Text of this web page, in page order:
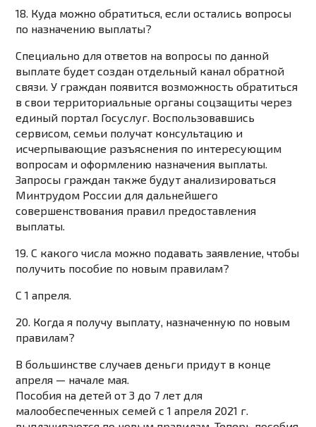
18. Куда можно обратиться, если остались вопросы
по назначению выплаты?
Специально для ответов на вопросы по данной
выплате будет создан отдельный канал обратной
связи. У граждан появится возможность обратиться
в свои территориальные органы соцзащиты через
единый портал Госуслуг. Воспользовавшись
сервисом, семьи получат консультацию и
исчерпывающие разъяснения по интересующим
вопросам и оформлению назначения выплаты.
Запросы граждан также будут анализироваться
Минтрудом России для дальнейшего
совершенствования правил предоставления
выплаты.
19. С какого числа можно подавать заявление, чтобы
получить пособие по новым правилам?
С 1 апреля.
20. Когда я получу выплату, назначенную по новым
правилам?
В большинстве случаев деньги придут в конце
апреля — начале мая.
Пособия на детей от 3 до 7 лет для
малообеспеченных семей с 1 апреля 2021 г.